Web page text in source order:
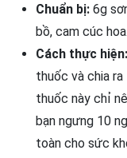
Chuẩn bị: 6g
bồ, cam cúc hoa.
Cách thực hiện:
thuốc và chia ra
thuốc này chỉ
bạn ngưng 10
toàn cho sức